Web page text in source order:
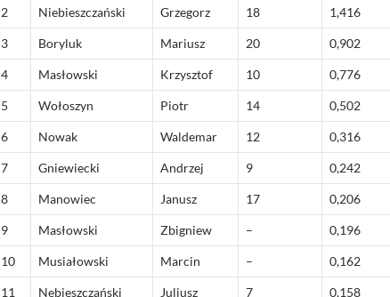
2 Niebieszczański Grzegorz 18 1,416
3 Boryluk Mariusz 20 0,902
4 Masłowski Krzysztof 10 0,776
5 Wołoszyn Piotr 14 0,502
6 Nowak Waldemar 12 0,316
7 Gniewiecki Andrzej 9 0,242
8 Manowiec Janusz 17 0,206
9 Masłowski Zbigniew – 0,196
10 Musiałowski Marcin – 0,162
11 Nebieszczański Juliusz 7 0,158